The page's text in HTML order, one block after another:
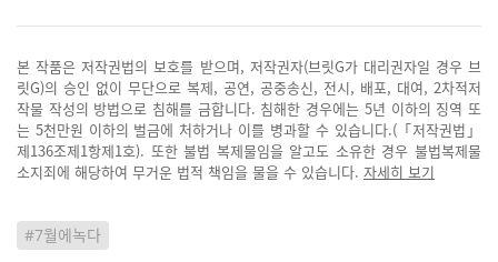
본 작품은 저작권법의 보호를 받으며, 저작권자(브릿G가 대리권자일 경우 브
릿G)의 승인 없이 무단으로 복제, 공연, 공중송신, 전시, 배포, 대여, 2차적저
작물 작성의 방법으로 침해를 금합니다. 침해한 경우에는 5년 이하의 징역 또
는 5천만원 이하의 벌금에 처하거나 이를 병과할 수 있습니다.(「저작권법」
제136조제1항제1호). 또한 불법 복제물임을 알고도 소유한 경우 불법복제물
소지죄에 해당하여 무거운 법적 책임을 물을 수 있습니다. 자세히 보기
#7월에녹다